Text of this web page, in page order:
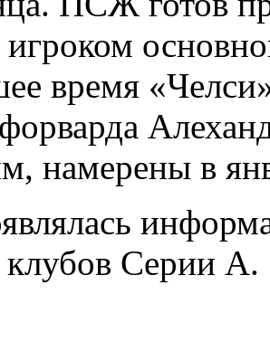
игроком
время
намерены в
Серии А.